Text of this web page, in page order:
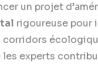
un projet
rigoureuse pour
les experts